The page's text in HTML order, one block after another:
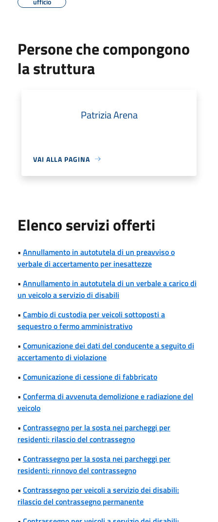
Persone che compongono
la struttura
Patrizia Arena
VAI ALLA PAGINA
Elenco servizi offerti
• Annullamento in autotutela di un preavviso o
verbale di accertamento per inesattezze
• Annullamento in autotutela di un verbale a carico di
un veicolo a servizio di disabili
• Cambio di custodia per veicoli sottoposti a
sequestro o fermo amministrativo
• Comunicazione dei dati del conducente a seguito di
accertamento di violazione
• Comunicazione di cessione di fabbricato
• Conferma di avvenuta demolizione e radiazione del
veicolo
• Contrassegno per la sosta nei parcheggi per
residenti: rilascio del contrassegno
• Contrassegno per la sosta nei parcheggi per
residenti: rinnovo del contrassegno
• Contrassegno per veicoli a servizio dei disabili:
rilascio del contrassegno permanente